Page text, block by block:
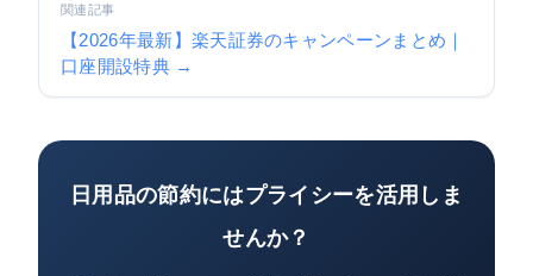
関連記事
【2026年最新】楽天証券のキャンペーンまとめ｜
口座開設特典 →
日用品の節約にはプライシーを活用しま
せんか？